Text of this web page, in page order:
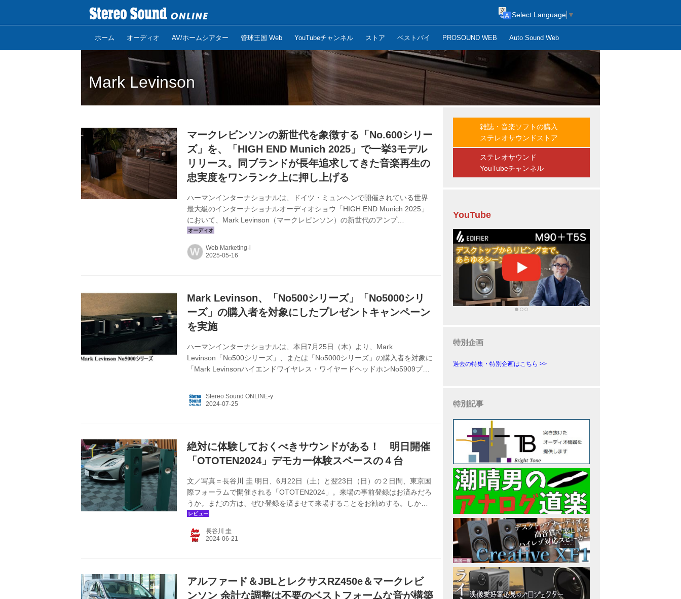
ホーム オーディオ AV/ホームシアター 管球王国 Web YouTubeチャンネル ストア ベストバイ PROSOUND WEB Auto Sound Web
Select Language ▼
Mark Levinson
マークレビンソンの新世代を象徴する「No.600シリー
ズ」を、「HIGH END Munich 2025」で一挙3モデル
リリース。同ブランドが長年追求してきた音楽再生の
忠実度をワンランク上に押し上げる
ハーマンインターナショナルは、ドイツ・ミュンヘンで開催されている世界
最大級のインターナショナルオーディオショウ「HIGH END Munich 2025」
において、Mark Levinson（マークレビンソン）の新世代のアンプ
「No.600」シリーズがリリースされたと発表した。日本での導入時期、価格
などは未定。 ラインナップは、デュアルモノーラル・プリアンプの
「No.626」、モノーラル・パワーアンプ「No.631」、デュアルモノーラル・
W Web Marketing-i
Mark Levinson、「No500シリーズ」「No5000シリ
ーズ」の購入者を対象にしたプレゼントキャンペーン
を実施
ハーマンインターナショナルは、本日7月25日（木）より、Mark
Levinson「No500シリーズ」、または「No5000シリーズ」の購入者を対象に
「Mark Levinsonハイエンドワイヤレス・ワイヤードヘッドホンNo5909プレ
て、Mark Levinson No523の購入者には、No523向けに特別に開発された振
Stereo Sound ONLINE-y
絶対に体験しておくべきサウンドがある！ 明日開催
「OTOTEN2024」デモカー体験スペースの４台
文／写真＝長谷川 圭 明日、6月22日（土）と翌23日（日）の２日間、東京国
際フォーラムで開催される「OTOTEN2024」。来場の事前登録はお済みだろ
うか。まだの方は、ぜひ登録を済ませて来場することをお勧めする。しか
も、クルマで体験できるデモカーコーナーだけでも行く価値があると思うか
ロータス・エミーラ（KEF）、トヨタ・ハイエース（パイオニア、カロッツ
長谷川 圭
アルファード＆JBLとレクサスRZ450e＆マークレビ
ンソン 余計な調整は不要のベストフォームな音が構築
雑誌・音楽ソフトの購入
ステレオサウンドストア
ステレオサウンド
YouTubeチャンネル
YouTube
特別企画
過去の特集・特別企画はこちら >>
特別記事